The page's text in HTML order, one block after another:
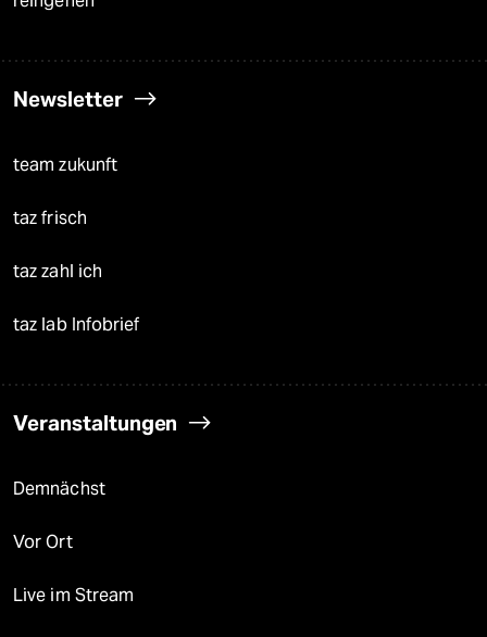
Newsletter
team zukunft
taz frisch
taz zahl ich
taz lab Infobrief
Veranstaltungen
Demnächst
Vor Ort
Live im Stream